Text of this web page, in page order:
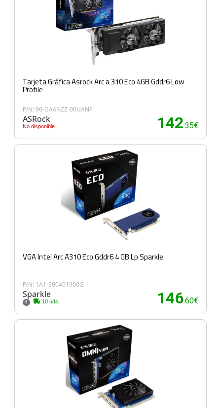
Tarjeta Gráfica Asrock Arc a 310 Eco 4GB Gddr6 Low
Profile
P/N: 90-GA4NZZ-00UANF
ASRock
No disponible 142.35€
VGA Intel Arc A310 Eco Gddr6 4 GB Lp Sparkle
P/N: 1A1-S00401900G
Sparkle
3 10 uds. 146.60€